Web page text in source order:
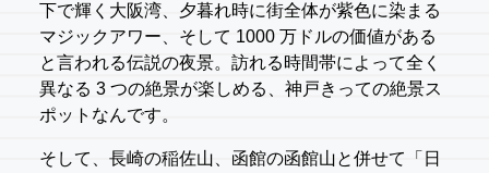
下で輝く大阪湾、夕暮れ時に街全体が紫色に染まる
マジックアワー、そして 1000 万ドルの価値がある
と言われる伝説の夜景。訪れる時間帯によって全く
異なる 3 つの絶景が楽しめる、神戸きっての絶景ス
ポットなんです。
そして、長崎の稲佐山、函館の函館山と併せて「日